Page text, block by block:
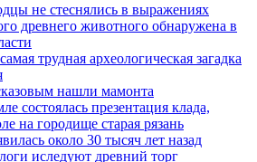
не стеснялись в выражениях
древнего животного обнаружена в
трудная археологическая загадка
нашли мамонта
состоялась презентация клада,
на городище старая рязань
около 30 тысяч лет назад
иследуют древний торг